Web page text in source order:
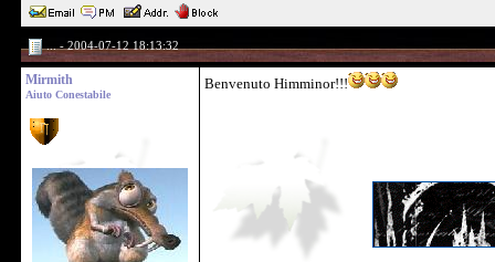
... - 2004-07-12 18:13:32
Mirmith
Aiuto Conestabile
Benvenuto Himminor!!!